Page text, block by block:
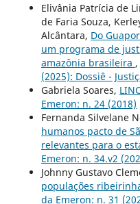
Elivânia Patrícia de
de Faria Souza,
Alcântara, Do
um programa de
amazônia brasileira ,
(2025): Dossiê -
Gabriela Soares,
Emeron: n. 24 (2018)
Fernanda Silvelane
humanos pacto de
relevantes para o
Emeron: n. 34.v2
Johnny Gustavo
populações
da Emeron: n. 31